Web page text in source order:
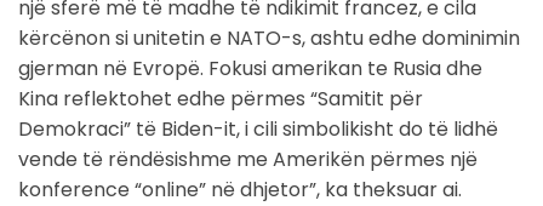
një sferë më të madhe të ndikimit francez, e cila
kërcënon si unitetin e NATO-s, ashtu edhe dominimin
gjerman në Evropë. Fokusi amerikan te Rusia dhe
Kina reflektohet edhe përmes “Samitit për
Demokraci” të Biden-it, i cili simbolikisht do të lidhë
vende të rëndësishme me Amerikën përmes një
konference “online” në dhjetor”, ka theksuar ai.